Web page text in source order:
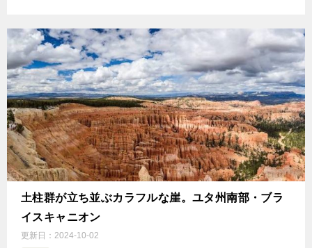
土柱群が立ち並ぶカラフルな崖。ユタ州南部・ブラ
イスキャニオン
更新日： 2024-10-02